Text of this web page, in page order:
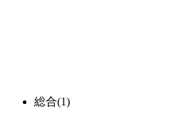
総合(1)